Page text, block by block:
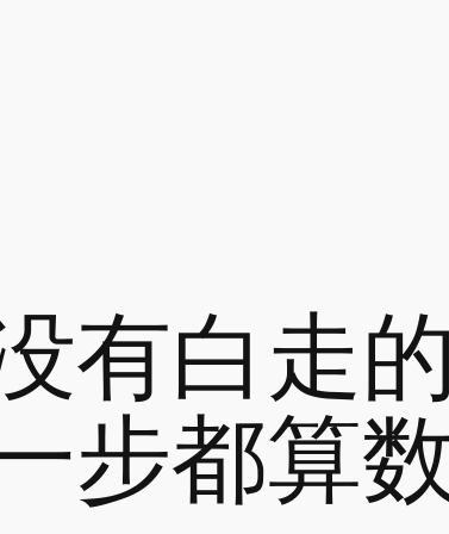
有白走
步都算数